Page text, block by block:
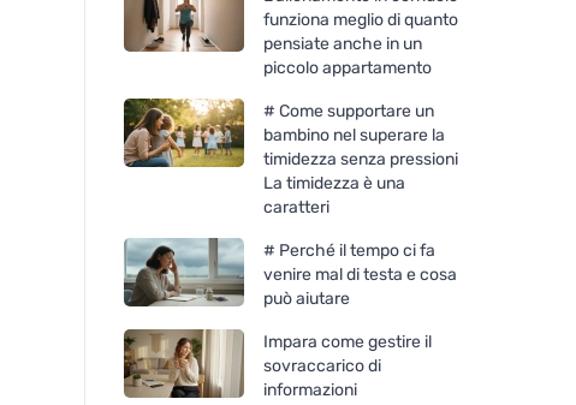
funziona meglio di quanto
pensiate anche in un
piccolo appartamento
# Come supportare un
bambino nel superare la
timidezza senza pressioni
La timidezza è una
caratteri
# Perché il tempo ci fa
venire mal di testa e cosa
può aiutare
Impara come gestire il
sovraccarico di
informazioni